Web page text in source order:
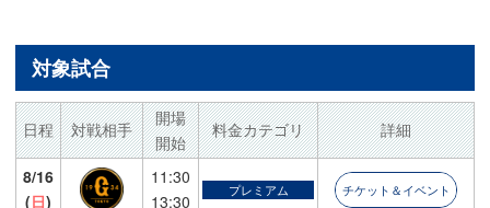
対象試合
日程 対戦相手
開場
開始
料金カテゴリ 詳細
8/16
(日)
11:30
13:30
プレミアム チケット＆イベント